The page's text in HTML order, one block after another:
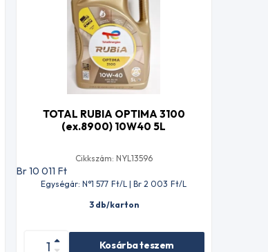
TOTAL RUBIA OPTIMA 3100
(ex.8900) 10W40 5L
Cikkszám: NYL13596
Br 10 011 Ft
Egységár: N°1 577 Ft/L | Br 2 003 Ft/L
3 db/karton
Kosárba teszem